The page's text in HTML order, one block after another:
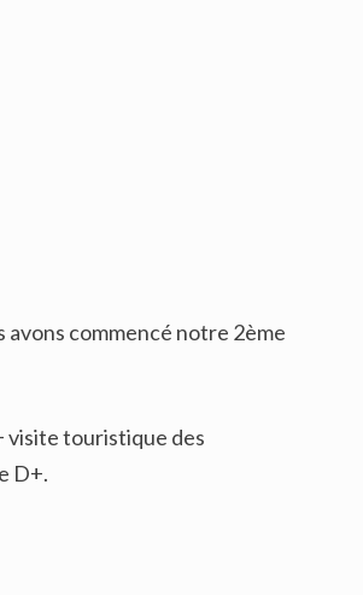
commencé notre 2ème
visite touristique des
D+.